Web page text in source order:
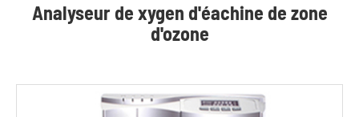
Analyseur de xygen d'éachine de zone
d'ozone